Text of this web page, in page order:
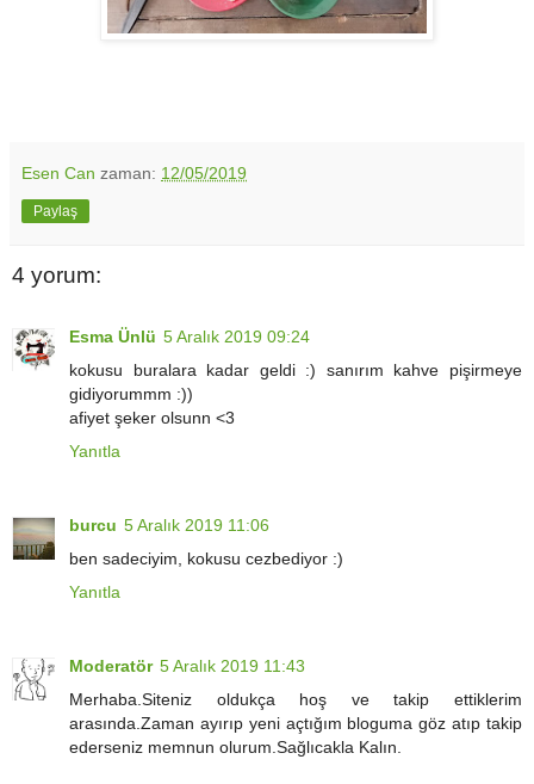
Esen Can zaman: 12/05/2019
Paylaş
4 yorum:
Esma Ünlü 5 Aralık 2019 09:24
kokusu buralara kadar geldi :) sanırım kahve pişirmeye
gidiyorummm :))
afiyet şeker olsunn <3
Yanıtla
burcu 5 Aralık 2019 11:06
ben sadeciyim, kokusu cezbediyor :)
Yanıtla
Moderatör 5 Aralık 2019 11:43
Merhaba.Siteniz oldukça hoş ve takip ettiklerim
arasında.Zaman ayırıp yeni açtığım bloguma göz atıp takip
ederseniz memnun olurum.Sağlıcakla Kalın.